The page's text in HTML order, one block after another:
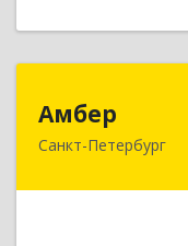
Амбер
Санкт-Петербург
191119,